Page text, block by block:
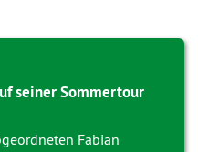
seiner Sommertour
Fabian